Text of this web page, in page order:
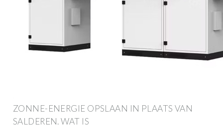
ZONNE-ENERGIE OPSLAAN IN PLAATS VAN
SALDEREN. WAT IS